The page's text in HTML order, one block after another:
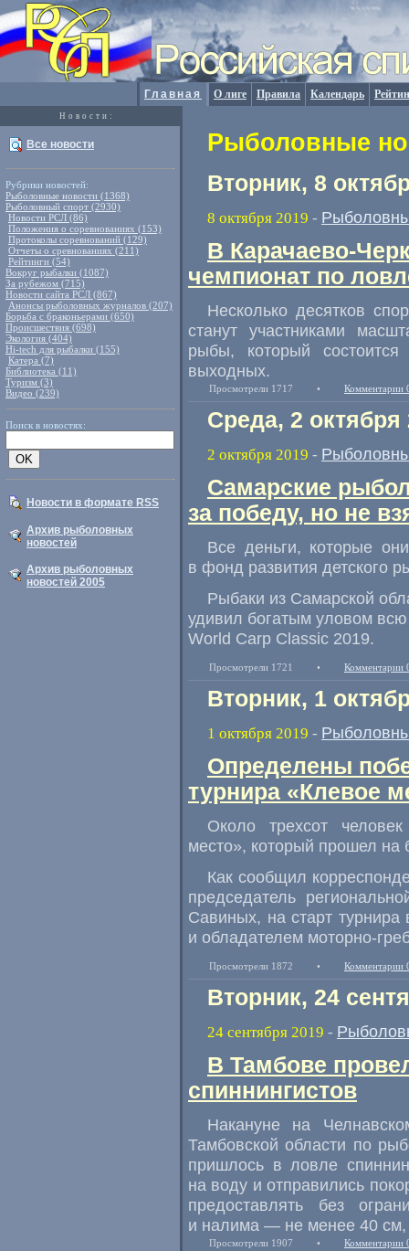
Главная О лиге Правила Календарь
Новости:
Все новости
Рубрики новостей:
Рыболовные новости (1368)
Рыболовный спорт (2930)
Новости РСЛ (86)
Положения о соревнованиях (153)
Протоколы соревнований (129)
Отчеты о сревнованиях (211)
Рейтинги (54)
Вокруг рыбалки (1087)
За рубежом (715)
Новости сайта РСЛ (867)
Анонсы рыболовных журналов (207)
Борьба с браконьерами (650)
Происшествия (698)
Экология (404)
Hi-tech для рыбалки (155)
Катера (7)
Библиотека (11)
Туризм (3)
Видео (239)
Поиск в новостях:
Новости в формате RSS
Архив рыболовных
новостей
Архив рыболовных
новостей 2005
Рыболовные
Вторник, 8
8 октября 2019 -
В Карачаево-
чемпионат по
Несколько десятков
станут участниками
рыбы,
который
выходных.
Просмотрели 1717 • Комментарии
Среда, 2 октября
2 октября 2019 -
Самарские
за победу, но не
Все деньги, которые
в фонд развития детского
Рыбаки из Самарской
удивил богатым уловом
World Carp Classic 2019.
Просмотрели 1721 • Комментарии
Вторник, 1
1 октября 2019 -
Определены
турнира «Клевое
Около трехсот
место», который прошел на
Как сообщил
председатель
Савиных, на старт
и обладателем моторно-
Просмотрели 1872 • Комментарии
Вторник, 24
24 сентября 2019 -
В Тамбове
спиннингистов
Накануне на
Тамбовской области по
пришлось в ловле
на воду и отправились
предоставлять без
и налима — не менее 40 см,
Просмотрели 1907 • Комментарии